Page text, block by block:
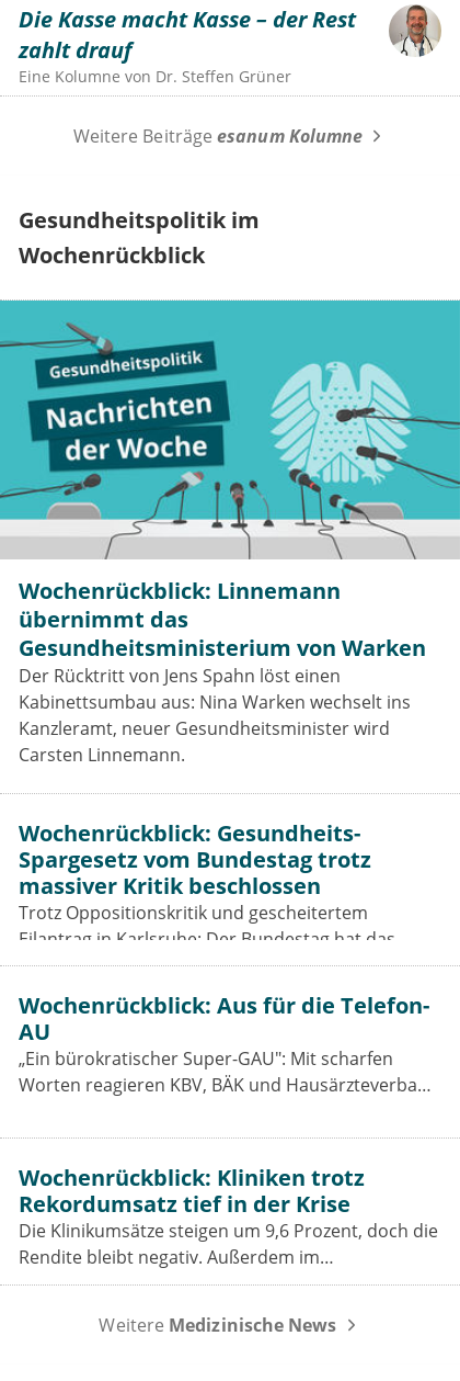
Die Kasse macht Kasse – der Rest
zahlt drauf
Eine Kolumne von Dr. Steffen Grüner
Weitere Beiträgeesanum Kolumne
Gesundheitspolitik im
Wochenrückblick
Wochenrückblick: Linnemann
übernimmt das
Gesundheitsministerium von Warken
Der Rücktritt von Jens Spahn löst einen
Kabinettsumbau aus: Nina Warken wechselt ins
Kanzleramt, neuer Gesundheitsminister wird
Carsten Linnemann.
Wochenrückblick: Gesundheits-
Spargesetz vom Bundestag trotz
massiver Kritik beschlossen
Trotz Oppositionskritik und gescheitertem
Eilantrag in Karlsruhe: Der Bundestag hat das
Beitragssatzstabilisierungsgesetz beschlossen. Für
Vertragsärzte bleiben die Einschnitte hart.
Wochenrückblick: Aus für die Telefon-
AU
„Ein bürokratischer Super-GAU": Mit scharfen
Worten reagieren KBV, BÄK und Hausärzteverband
GKV-Spargesetz für Praxen, Pharmaindustrie und
Prävention bedeutet.
Wochenrückblick: Kliniken trotz
Rekordumsatz tief in der Krise
Die Klinikumsätze steigen um 9,6 Prozent, doch die
Rendite bleibt negativ. Außerdem im
Wochenrückblick: das Spargesetz im
und die GOÄ-Reform.
Weitere Medizinische News